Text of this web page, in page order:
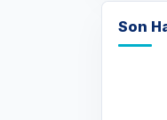
Son